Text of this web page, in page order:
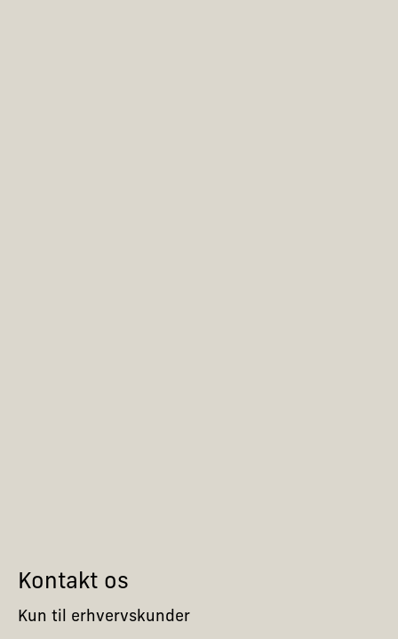
Kontakt os
Kun til erhvervskunder